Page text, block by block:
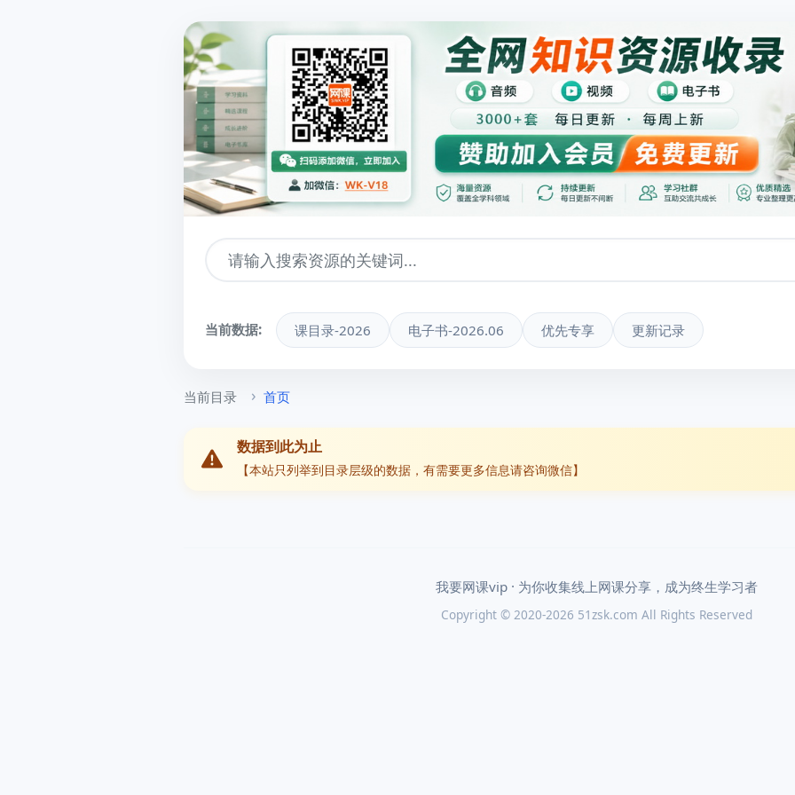
当前数据: 课目录-2026 电子书-2026.06 优先专享 更新记录
当前目录 首页
数据到此为止
【本站只列举到目录层级的数据，有需要更多信息请咨询微信】
我要网课vip · 为你收集线上网课分享，成为终生学习者
Copyright © 2020-2026 51zsk.com All Rights Reserved